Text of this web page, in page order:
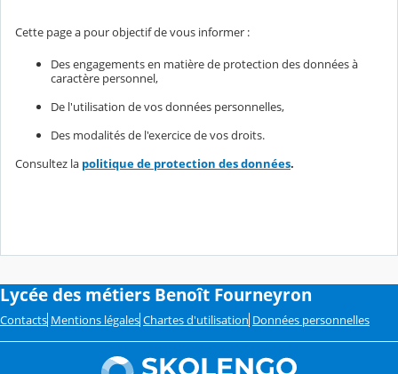
Cette page a pour objectif de vous informer :
Des engagements en matière de protection des données à
caractère personnel,
De l'utilisation de vos données personnelles,
Des modalités de l'exercice de vos droits.
Consultez la politique de protection des données.
Lycée des métiers Benoît Fourneyron
Contacts Mentions légales Chartes d'utilisation Données personnelles